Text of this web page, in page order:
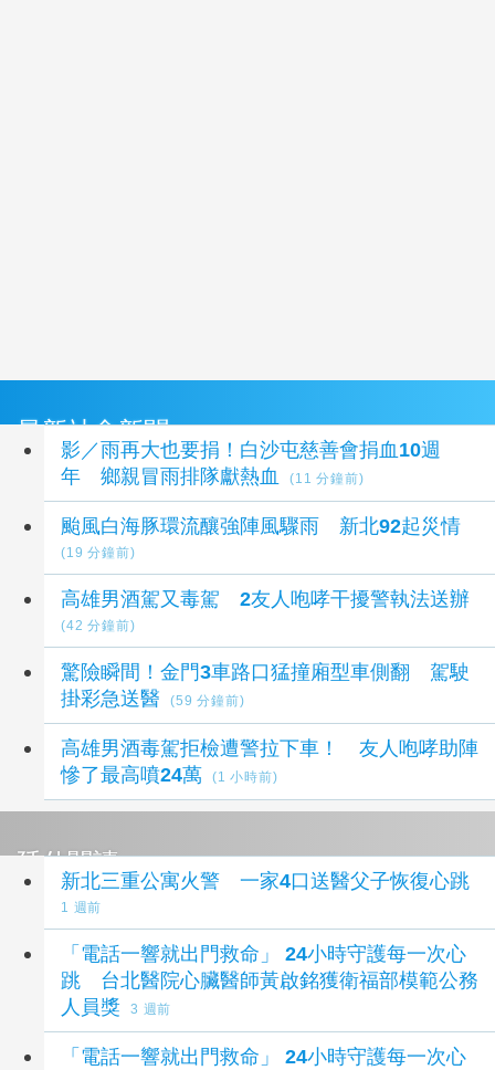
最新社會新聞
影／雨再大也要捐！白沙屯慈善會捐血10週
年 鄉親冒雨排隊獻熱血
(11 分鐘前)
颱風白海豚環流釀強陣風驟雨 新北92起災情
(19 分鐘前)
高雄男酒駕又毒駕 2友人咆哮干擾警執法送辦
(42 分鐘前)
驚險瞬間！金門3車路口猛撞廂型車側翻 駕駛
掛彩急送醫
(59 分鐘前)
高雄男酒毒駕拒檢遭警拉下車！ 友人咆哮助陣
慘了最高噴24萬
(1 小時前)
延伸閱讀
新北三重公寓火警 一家4口送醫父子恢復心跳
1 週前
「電話一響就出門救命」 24小時守護每一次心
跳 台北醫院心臟醫師黃啟銘獲衛福部模範公務
人員獎
3 週前
「電話一響就出門救命」 24小時守護每一次心